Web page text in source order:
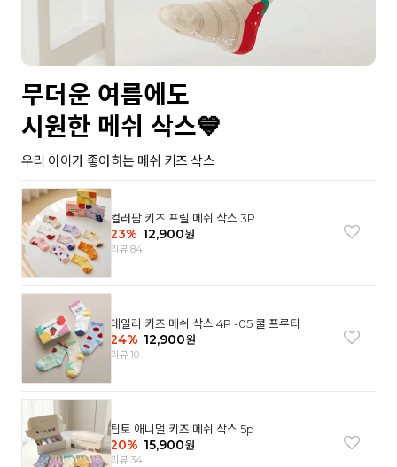
무더운 여름에도
시원한 메쉬 삭스💙
우리 아이가 좋아하는 메쉬 키즈 삭스
컬러팜 키즈 프릴 메쉬 삭스 3P
23% 12,900원
리뷰 84
데일리 키즈 메쉬 삭스 4P -05 쿨 프루티
24% 12,900원
리뷰 10
팁토 애니멀 키즈 메쉬 삭스 5p
20% 15,900원
리뷰 34